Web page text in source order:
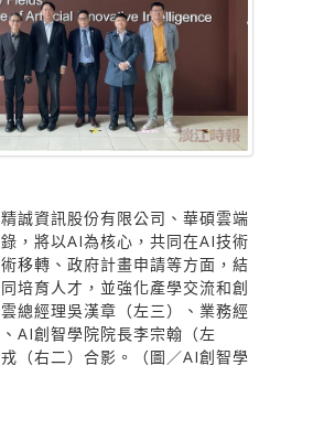
誠資訊股份有限公司、華碩雲端
，將以AI為核心，共同在AI技術
移轉、政府計畫申請等方面，結
培育人才，並強化產學交流和創
總經理吳漢章（左三）、業務經
AI創智學院院長李宗翰（左
（右二）合影。（圖／AI創智學